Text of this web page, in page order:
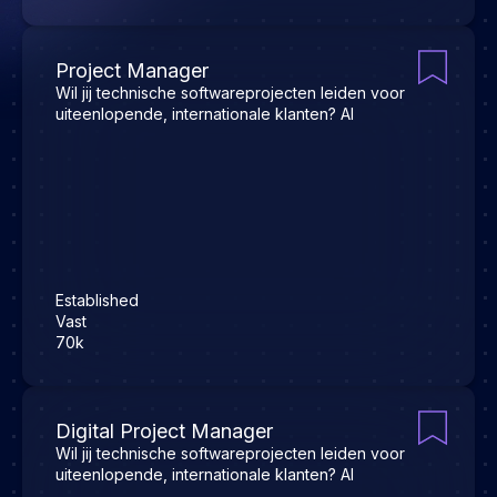
Project Manager
Wil jij technische softwareprojecten leiden voor
uiteenlopende, internationale klanten? Al
Established
Vast
70k
Digital Project Manager
Wil jij technische softwareprojecten leiden voor
uiteenlopende, internationale klanten? Al